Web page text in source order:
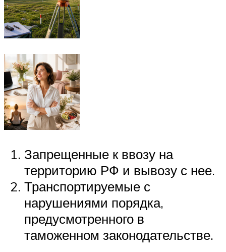
Запрещенные к ввозу на
территорию РФ и вывозу с нее.
Транспортируемые с
нарушениями порядка,
предусмотренного в
таможенном законодательстве.